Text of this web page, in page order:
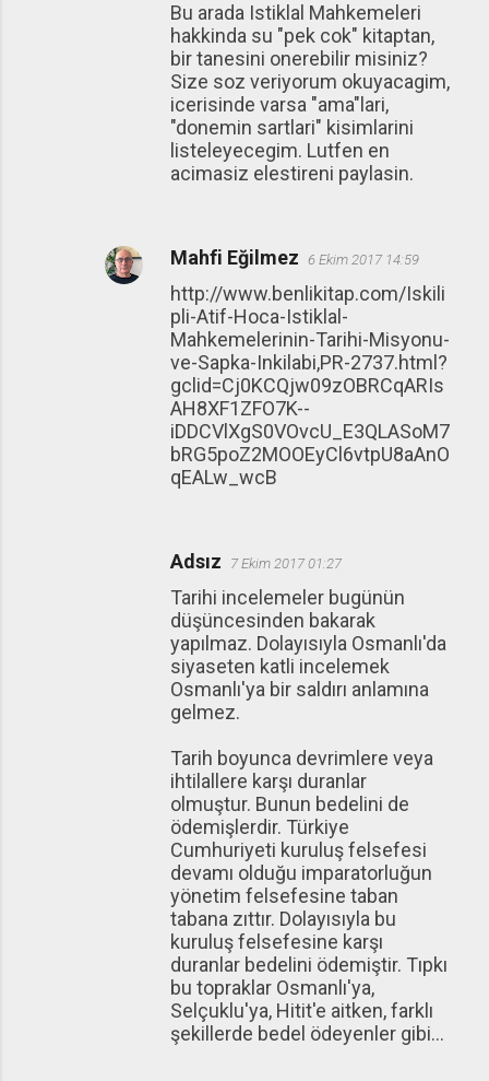
Bu arada Istiklal Mahkemeleri
hakkinda su "pek cok" kitaptan,
bir tanesini onerebilir misiniz?
Size soz veriyorum okuyacagim,
icerisinde varsa "ama"lari,
"donemin sartlari" kisimlarini
listeleyecegim. Lutfen en
acimasiz elestireni paylasin.
Mahfi Eğilmez 6 Ekim 2017 14:59
http://www.benlikitap.com/Iskili
pli-Atif-Hoca-Istiklal-
Mahkemelerinin-Tarihi-Misyonu-
ve-Sapka-Inkilabi,PR-2737.html?
gclid=Cj0KCQjw09zOBRCqARIs
AH8XF1ZFO7K--
iDDCVlXgS0VOvcU_E3QLASoM7
bRG5poZ2MOOEyCl6vtpU8aAnO
qEALw_wcB
Adsız 7 Ekim 2017 01:27
Tarihi incelemeler bugünün
düşüncesinden bakarak
yapılmaz. Dolayısıyla Osmanlı'da
siyaseten katli incelemek
Osmanlı'ya bir saldırı anlamına
gelmez.
Tarih boyunca devrimlere veya
ihtilallere karşı duranlar
olmuştur. Bunun bedelini de
ödemişlerdir. Türkiye
Cumhuriyeti kuruluş felsefesi
devamı olduğu imparatorluğun
yönetim felsefesine taban
tabana zıttır. Dolayısıyla bu
kuruluş felsefesine karşı
duranlar bedelini ödemiştir. Tıpkı
bu topraklar Osmanlı'ya,
Selçuklu'ya, Hitit'e aitken, farklı
şekillerde bedel ödeyenler gibi...